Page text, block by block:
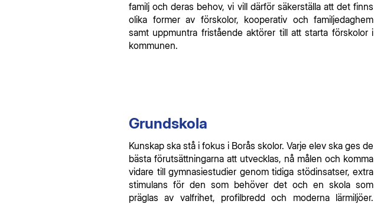
familj och deras behov, vi vill därför säkerställa att det finns
olika former av förskolor, kooperativ och familjedaghem
samt uppmuntra fristående aktörer till att starta förskolor i
kommunen.
Grundskola
Kunskap ska stå i fokus i Borås skolor. Varje elev ska ges de
bästa förutsättningarna att utvecklas, nå målen och komma
vidare till gymnasiestudier genom tidiga stödinsatser, extra
stimulans för den som behöver det och en skola som
präglas av valfrihet, profilbredd och moderna lärmiljöer.